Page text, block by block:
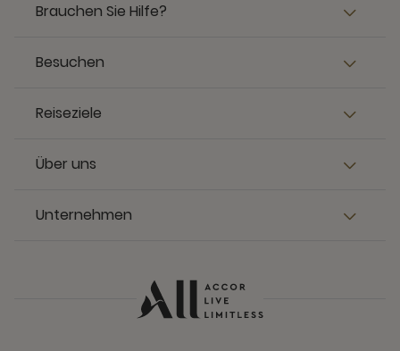
Brauchen Sie Hilfe?
Besuchen
Reiseziele
Über uns
Unternehmen